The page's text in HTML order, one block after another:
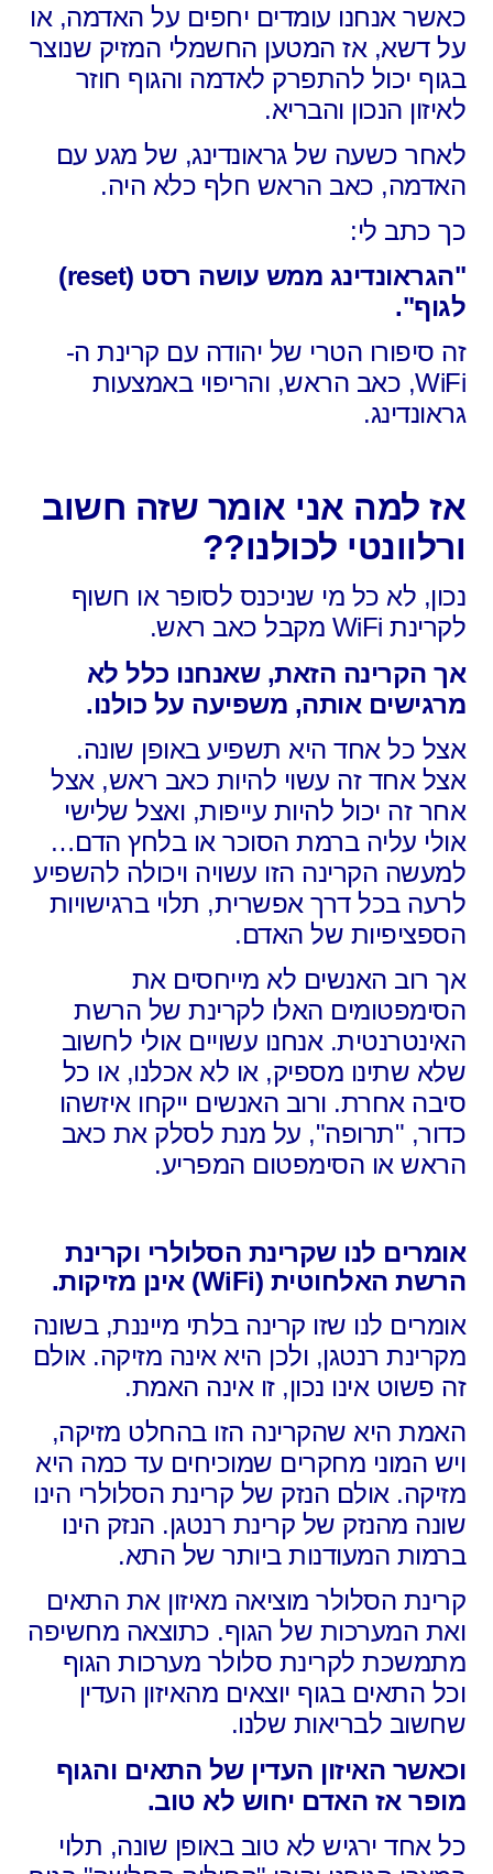
כאשר אנחנו עומדים יחפים על האדמה, או
על דשא, אז המטען החשמלי המזיק שנוצר
בגוף יכול להתפרק לאדמה והגוף חוזר
לאיזון הנכון והבריא.
לאחר כשעה של גראונדינג, של מגע עם
האדמה, כאב הראש חלף כלא היה.
כך כתב לי:
"הגראונדינג ממש עושה רסט (reset)
לגוף".
זה סיפורו הטרי של יהודה עם קרינת ה-
WiFi, כאב הראש, והריפוי באמצעות
גראונדינג.
אז למה אני אומר שזה חשוב
ורלוונטי לכולנו??
נכון, לא כל מי שניכנס לסופר או חשוף
לקרינת WiFi מקבל כאב ראש.
אך הקרינה הזאת, שאנחנו כלל לא
מרגישים אותה, משפיעה על כולנו.
אצל כל אחד היא תשפיע באופן שונה.
אצל אחד זה עשוי להיות כאב ראש, אצל
אחר זה יכול להיות עייפות, ואצל שלישי
אולי עליה ברמת הסוכר או בלחץ הדם…
למעשה הקרינה הזו עשויה ויכולה להשפיע
לרעה בכל דרך אפשרית, תלוי ברגישויות
הספציפיות של האדם.
אך רוב האנשים לא מייחסים את
הסימפטומים האלו לקרינת של הרשת
האינטרנטית. אנחנו עשויים אולי לחשוב
שלא שתינו מספיק, או לא אכלנו, או כל
סיבה אחרת. ורוב האנשים ייקחו איזשהו
כדור, "תרופה", על מנת לסלק את כאב
הראש או הסימפטום המפריע.
אומרים לנו שקרינת הסלולרי וקרינת
הרשת האלחוטית (WiFi) אינן מזיקות.
אומרים לנו שזו קרינה בלתי מייננת, בשונה
מקרינת רנטגן, ולכן היא אינה מזיקה. אולם
זה פשוט אינו נכון, זו אינה האמת.
האמת היא שהקרינה הזו בהחלט מזיקה,
ויש המוני מחקרים שמוכיחים עד כמה היא
מזיקה. אולם הנזק של קרינת הסלולרי הינו
שונה מהנזק של קרינת רנטגן. הנזק הינו
ברמות המעודנות ביותר של התא.
קרינת הסלולר מוציאה מאיזון את התאים
ואת המערכות של הגוף. כתוצאה מחשיפה
מתמשכת לקרינת סלולר מערכות הגוף
וכל התאים בגוף יוצאים מהאיזון העדין
שחשוב לבריאות שלנו.
וכאשר האיזון העדין של התאים והגוף
מופר אז האדם יחוש לא טוב.
כל אחד ירגיש לא טוב באופן שונה, תלוי